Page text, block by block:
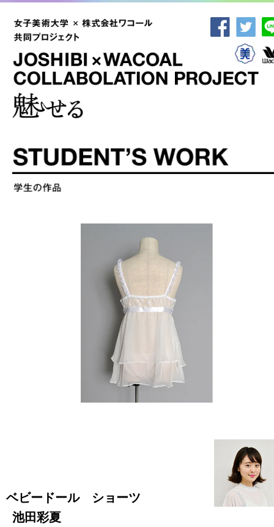
ベビードール ショーツ
池田彩夏